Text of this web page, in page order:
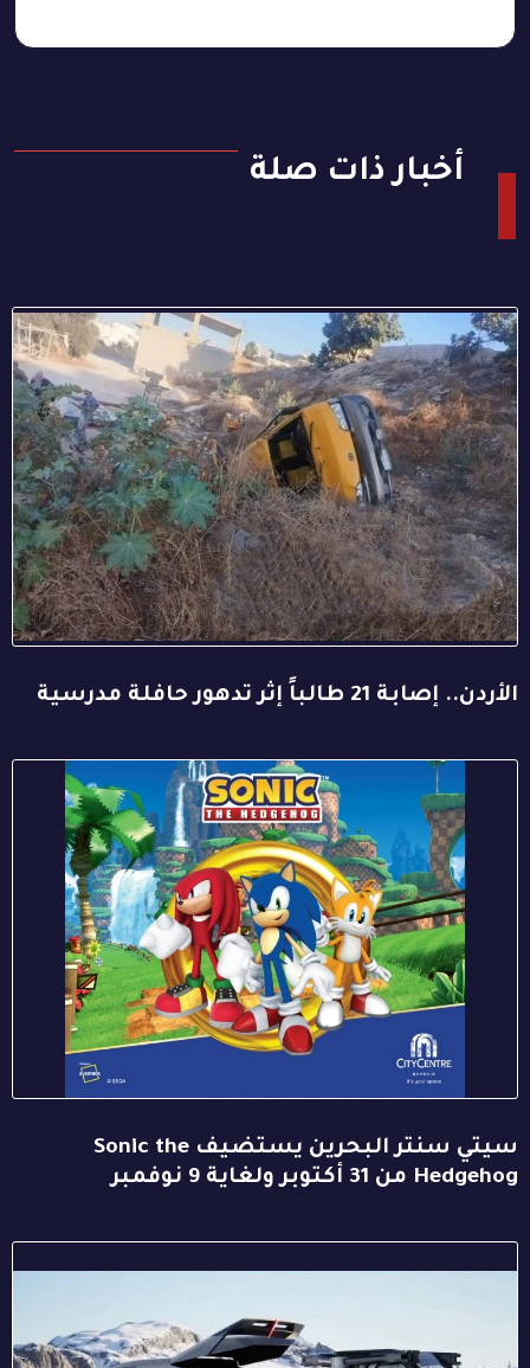
أخبار ذات صلة
الأردن.. إصابة 21 طالباً إثر تدهور حافلة مدرسية
سيتي سنتر البحرين يستضيف Sonic the
Hedgehog من 31 أكتوبر ولغاية 9 نوفمبر